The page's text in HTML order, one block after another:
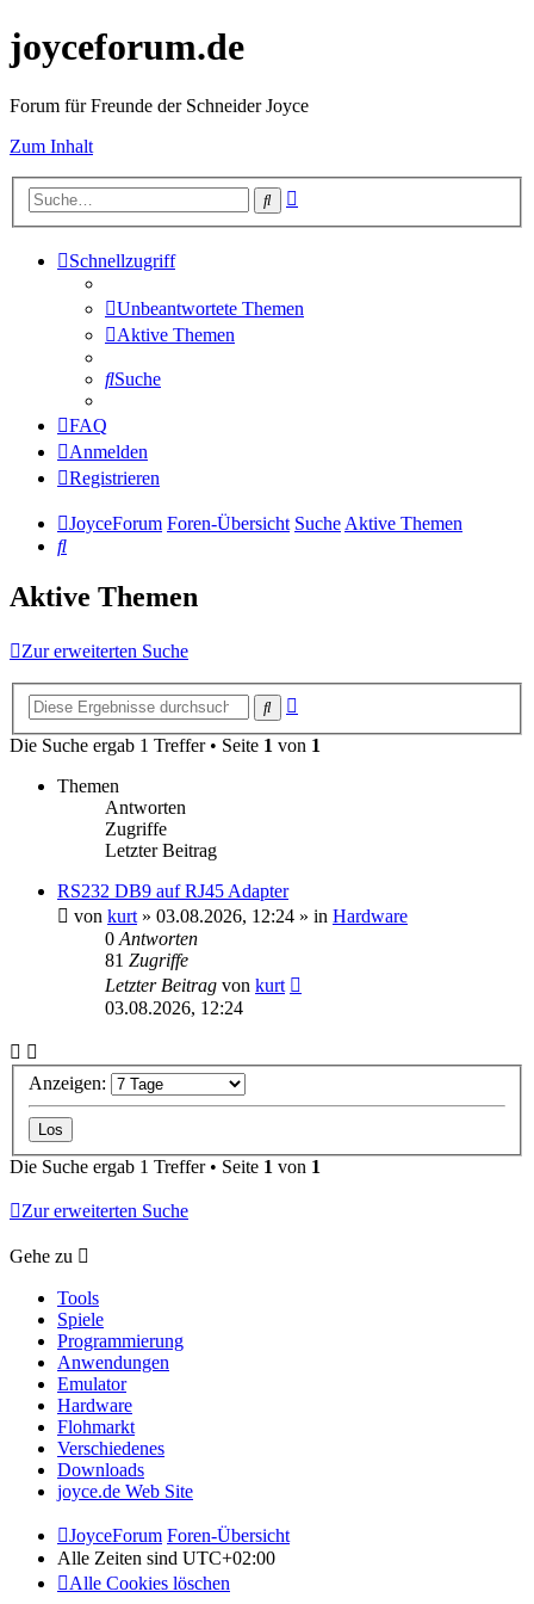
joyceforum.de
Forum für Freunde der Schneider Joyce
Zum Inhalt
Suche
Schnellzugriff
Unbeantwortete Themen
Aktive Themen
Suche
FAQ
Anmelden
Registrieren
JoyceForum Foren-Übersicht SucheAktive Themen
Suche
Aktive Themen
Zur erweiterten Suche
Suche
Die Suche ergab 1 Treffer • Seite 1 von 1
Themen
Antworten
Zugriffe
Letzter Beitrag
RS232 DB9 auf RJ45 Adapter
von kurt » 03.08.2026, 12:24 » in Hardware
0 Antworten
81 Zugriffe
Letzter Beitrag von kurt
03.08.2026, 12:24
Anzeigen:
Die Suche ergab 1 Treffer • Seite 1 von 1
Zur erweiterten Suche
Gehe zu
Tools
Spiele
Programmierung
Anwendungen
Emulator
Hardware
Flohmarkt
Verschiedenes
Downloads
joyce.de Web Site
JoyceForum Foren-Übersicht
Alle Zeiten sind UTC+02:00
Alle Cookies löschen